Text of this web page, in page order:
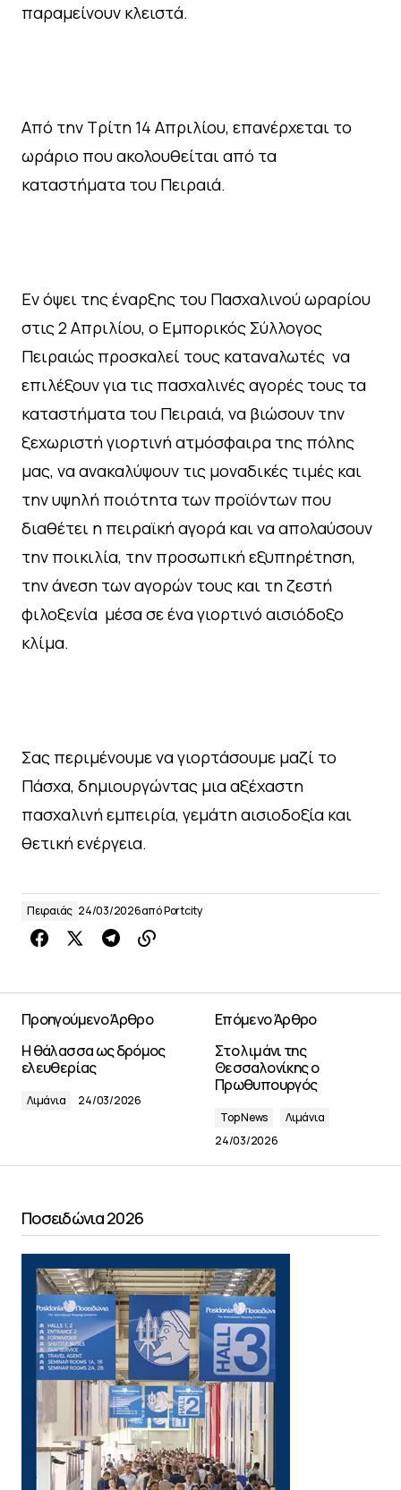
παραμείνουν κλειστά.
Από την Τρίτη 14 Απριλίου, επανέρχεται το
ωράριο που ακολουθείται από τα
καταστήματα του Πειραιά.
Εν όψει της έναρξης του Πασχαλινού ωραρίου
στις 2 Απριλίου, ο Εμπορικός Σύλλογος
Πειραιώς προσκαλεί τους καταναλωτές να
επιλέξουν για τις πασχαλινές αγορές τους τα
καταστήματα του Πειραιά, να βιώσουν την
ξεχωριστή γιορτινή ατμόσφαιρα της πόλης
μας, να ανακαλύψουν τις μοναδικές τιμές και
την υψηλή ποιότητα των προϊόντων που
διαθέτει η πειραϊκή αγορά και να απολαύσουν
την ποικιλία, την προσωπική εξυπηρέτηση,
την άνεση των αγορών τους και τη ζεστή
φιλοξενία μέσα σε ένα γιορτινό αισιόδοξο
κλίμα.
Σας περιμένουμε να γιορτάσουμε μαζί το
Πάσχα, δημιουργώντας μια αξέχαστη
πασχαλινή εμπειρία, γεμάτη αισιοδοξία και
θετική ενέργεια.
Πειραιάς 24/03/2026απόPortcity
Προηγούμενο Άρθρο
Η θάλασσα ως δρόμος
ελευθερίας
Λιμάνια 24/03/2026
Επόμενο Άρθρο
Στο λιμάνι της
Θεσσαλονίκης ο
Πρωθυπουργός
Top News
Λιμάνια
24/03/2026
Ποσειδώνια 2026